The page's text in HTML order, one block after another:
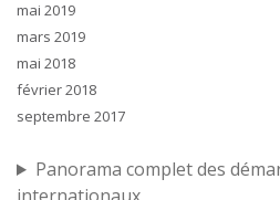
mai 2019
mars 2019
mai 2018
février 2018
septembre 2017
Panorama complet des